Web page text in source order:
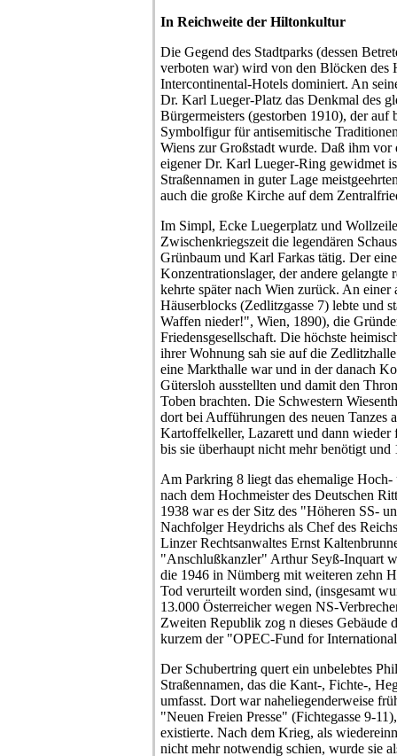
In Reichweite der Hiltonkultur
Die Gegend des Stadtparks (dessen
verboten war) wird von den Blöcken des
Intercontinental-Hotels dominiert. An
Dr. Karl Lueger-Platz das Denkmal des
Bürgermeisters (gestorben 1910), der auf
Symbolfigur für antisemitische
Wiens zur Großstadt wurde. Daß ihm vor
eigener Dr. Karl Lueger-Ring gewidmet
Straßennamen in guter Lage
auch die große Kirche auf dem
Im Simpl, Ecke Luegerplatz und
Zwischenkriegszeit die legendären
Grünbaum und Karl Farkas tätig. Der
Konzentrationslager, der andere gelangte
kehrte später nach Wien zurück. An einer
Häuserblocks (Zedlitzgasse 7) lebte und
Waffen nieder!", Wien, 1890), die
Friedensgesellschaft. Die höchste
ihrer Wohnung sah sie auf die
eine Markthalle war und in der danach
Gütersloh ausstellten und damit den
Toben brachten. Die Schwestern
dort bei Aufführungen des neuen Tanzes
Kartoffelkeller, Lazarett und dann wieder
bis sie überhaupt nicht mehr benötigt und
Am Parkring 8 liegt das ehemalige Hoch-
nach dem Hochmeister des Deutschen
1938 war es der Sitz des "Höheren SS-
Nachfolger Heydrichs als Chef des
Linzer Rechtsanwaltes Ernst
"Anschlußkanzler" Arthur Seyß-Inquart
die 1946 in Nümberg mit weiteren zehn
Tod verurteilt worden sind, (insgesamt
13.000 Österreicher wegen NS-
Zweiten Republik zog n dieses Gebäude
kurzem der "OPEC-Fund for
Der Schubertring quert ein unbelebtes
Straßennamen, das die Kant-, Fichte-,
umfasst. Dort war naheliegenderweise
"Neuen Freien Presse" (Fichtegasse 9-
existierte. Nach dem Krieg, als
nicht mehr notwendig schien, wurde sie